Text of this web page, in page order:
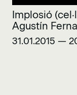
Implosió
Agustín
31.01.2015 —